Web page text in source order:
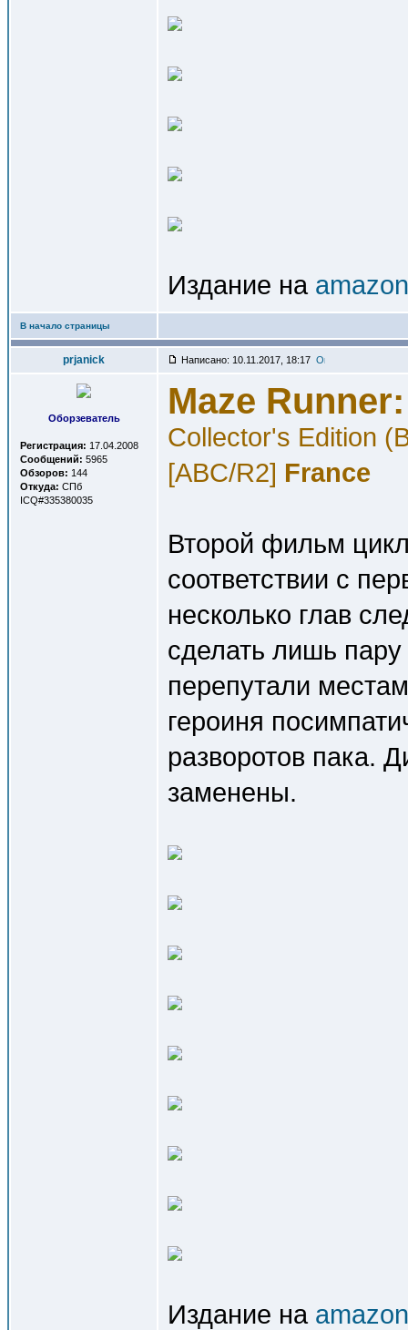
Издание на
В начало страницы
prjanick Написано: 10.11.2017, 18:17
Оборзеватель
Регистрация: 17.04.2008
Сообщений: 5965
Обзоров: 144
Откуда: СПб
ICQ#335380035
Maze
Collector's Edition
[ABC/R2] France
Второй фильм
соответствии с
несколько глав
сделать лишь
перепутали
героиня
разворотов пака.
заменены.
Издание на